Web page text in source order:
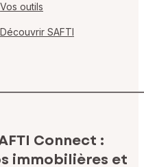
Vos outils
Découvrir SAFTI
Connect :
immobilières et